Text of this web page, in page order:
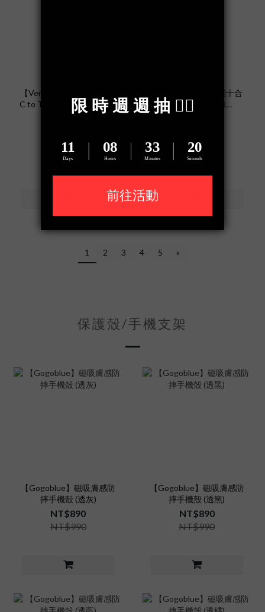
【Verbatim】100W Type-
C to Type-C 磁吸充電傳輸
線(藍) 1.2M
【Verbatim】多功能十合
一磁吸行動電源
15000mAh (C+C)
1 2 3 4 5 »
保護殼/手機支架
【Gogoblue】磁吸膚感防
摔手機殼 (透灰)
NT$890
NT$990
【Gogoblue】磁吸膚感防
摔手機殼 (透黑)
NT$890
NT$990